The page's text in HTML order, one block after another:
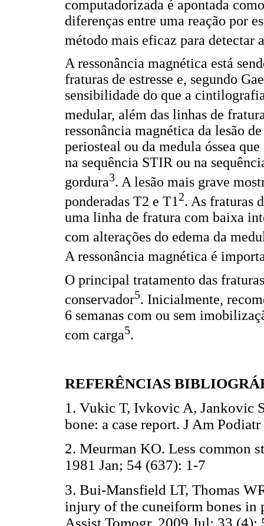
computadorizada é apontada
diferenças entre uma reação por
método mais eficaz para detectar
A ressonância magnética está
fraturas de estresse e, segundo
sensibilidade do que a
medular, além das linhas de
ressonância magnética da lesão
periosteal ou da medula óssea
na sequência STIR ou na
gordura3. A lesão mais grave
ponderadas T2 e T12. As fraturas
uma linha de fratura com baixa
com alterações do edema da
A ressonância magnética é
O principal tratamento das
conservador5. Inicialmente,
6 semanas com ou sem
com carga5.
REFERÊNCIAS
1. Vukic T, Ivkovic A, Jankovic
bone: a case report. J Am
2. Meurman KO. Less common
1981 Jan; 54 (637): 1-7
3. Bui-Mansfield LT, Thomas
injury of the cuneiform bones in
Assist Tomogr. 2009 Jul; 33 (4):